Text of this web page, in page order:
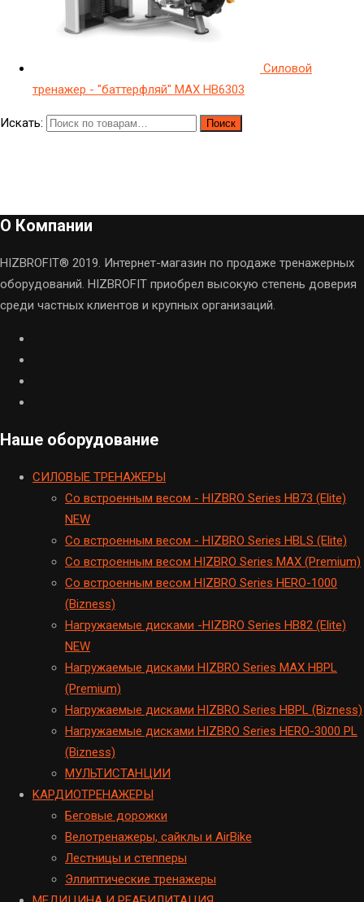
Силовой
тренажер - "баттерфляй" МAX HB6303
Искать: Поиск
О Компании
HIZBROFIT® 2019. Интернет-магазин по продаже тренажерных
оборудований. HIZBROFIT приобрел высокую степень доверия
среди частных клиентов и крупных организаций.
Наше оборудование
CИЛОВЫЕ ТРЕНАЖЕРЫ
Cо встроенным весом - HIZBRO Series HB73 (Elite)
NEW
Cо встроенным весом - HIZBRO Series HBLS (Elite)
Со встроенным весом HIZBRO Series MAX (Premium)
Cо встроенным весом HIZBRO Series HERO-1000
(Bizness)
Hагружаемые дисками -HIZBRO Series HB82 (Elite)
NEW
Нагружаемые дисками HIZBRO Series MAX HBPL
(Premium)
Hагружаемые дисками HIZBRO Series HBPL (Bizness)
Hагружаемые дисками HIZBRO Series HERO-3000 PL
(Bizness)
МУЛЬТИСТАНЦИИ
KАРДИОТРЕНАЖЕРЫ
Беговые дорожки
Велотренажеры, сайклы и AirBike
Лестницы и степперы
Эллиптические тренажеры